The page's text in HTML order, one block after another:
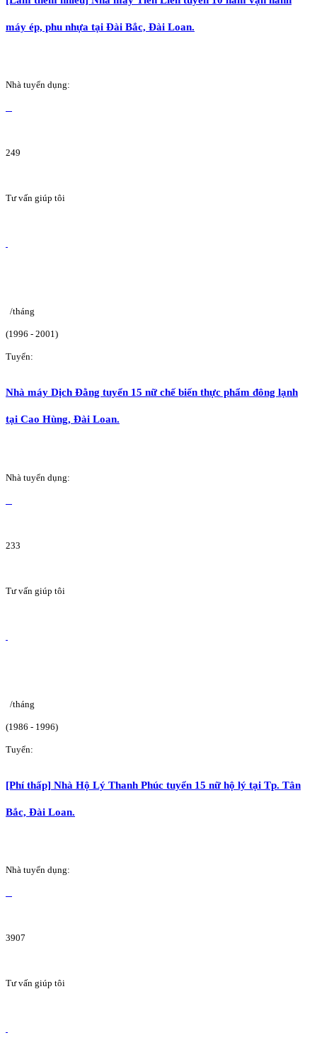
máy ép, phu nhựa tại Đài Bắc, Đài Loan.
Nhà tuyển dụng:
249
Tư vấn giúp tôi
/tháng
(1996 - 2001)
Tuyển:
Nhà máy Dịch Đằng tuyển 15 nữ chế biến thực phẩm đông lạnh
tại Cao Hùng, Đài Loan.
Nhà tuyển dụng:
233
Tư vấn giúp tôi
/tháng
(1986 - 1996)
Tuyển:
[Phí thấp] Nhà Hộ Lý Thanh Phúc tuyển 15 nữ hộ lý tại Tp. Tân
Bắc, Đài Loan.
Nhà tuyển dụng:
3907
Tư vấn giúp tôi